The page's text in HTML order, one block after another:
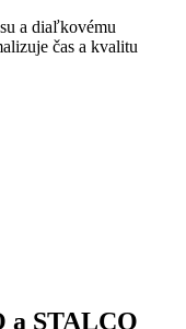
a diaľkovému
čas a kvalitu
a STALCO